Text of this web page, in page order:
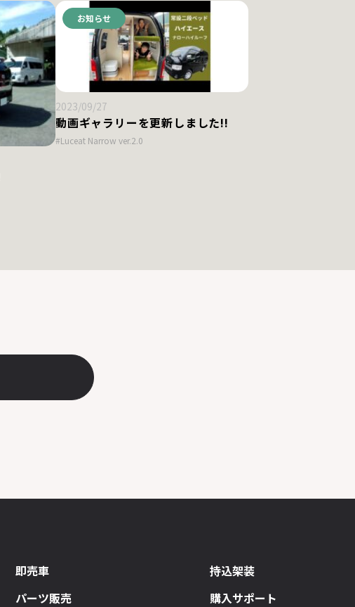
お知らせ
2023/09/27
動画ギャラリーを更新しました!!
#Luceat Narrow ver.2.0
即売車
パーツ販売
持込架装
購入サポート